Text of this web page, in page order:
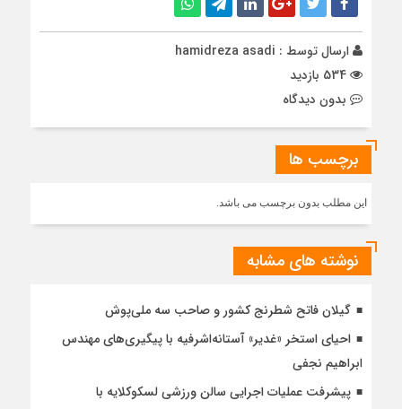
ارسال توسط : hamidreza asadi
بدون دیدگاه
برچسب ها
این مطلب بدون برچسب می باشد.
نوشته های مشابه
گیلان فاتح شطرنج کشور و صاحب سه ملی‌پوش
احیای استخر «غدیر» آستانه‌اشرفیه با پیگیری‌های مهندس
ابراهیم نجفی
پیشرفت عملیات اجرایی سالن ورزشی لسکوکلایه با